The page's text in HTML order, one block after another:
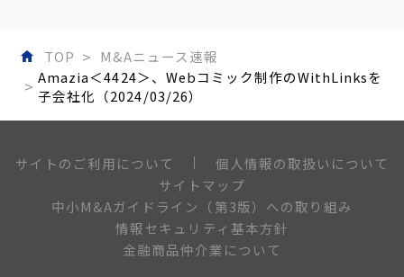
TOP
M&Aニュース速報
Amazia＜4424＞、Webコミック制作のWithLinksを
子会社化（2024/03/26）
サイトのご利用について
個人情報の取扱いについて
サイトマップ
中小M&Aガイドライン（第3版）への取り組み
情報セキュリティ基本方針
金融商品仲介業について